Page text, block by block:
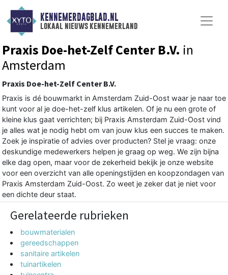
KENNEMERDAGBLAD.NL
lokaal nieuws kennemerland
Praxis Doe-het-Zelf Center B.V. in
Amsterdam
Praxis Doe-het-Zelf Center B.V.
Praxis is dé bouwmarkt in Amsterdam Zuid-Oost waar je naar toe
kunt voor al je doe-het-zelf klus artikelen. Of je nu een grote of
kleine klus gaat verrichten; bij Praxis Amsterdam Zuid-Oost vind
je alles wat je nodig hebt om van jouw klus een succes te maken.
Zoek je inspiratie of advies over producten? Stel je vraag: onze
deskundige medewerkers helpen je graag op weg. We zijn bijna
elke dag open, maar voor de zekerheid bekijk je onze website
voor een overzicht van alle openingstijden en koopzondagen van
Praxis Amsterdam Zuid-Oost. Zo weet je zeker dat je niet voor
een dichte deur staat.
Gerelateerde rubrieken
bouwmaterialen
gereedschappen
sanitaire artikelen
tuinartikelen